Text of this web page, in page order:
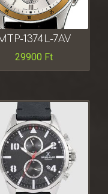
1374L-7AV
29900 Ft